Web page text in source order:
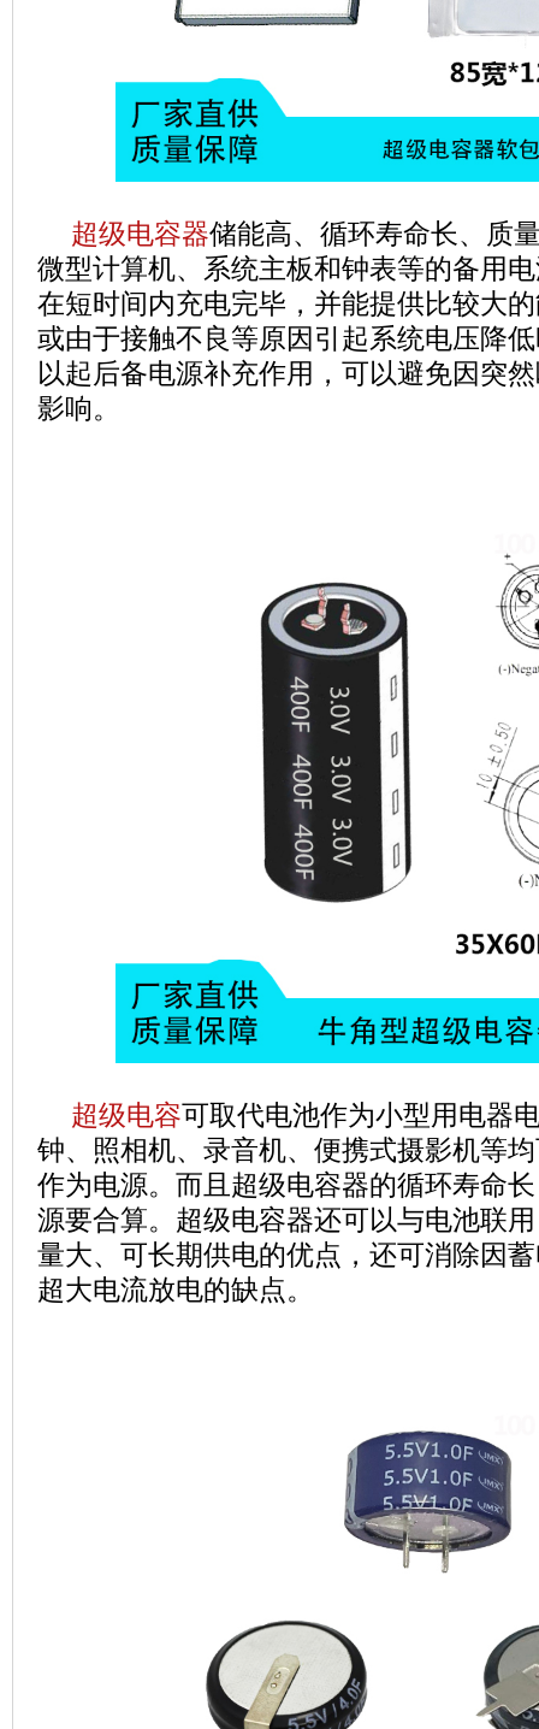
超级电容器储能高、循环寿命长、质
微型计算机、系统主板和钟表等的备用
在短时间内充电完毕，并能提供比较大
或由于接触不良等原因引起系统电压降
以起后备电源补充作用，可以避免因突
影响。
超级电容可取代电池作为小型用电器
钟、照相机、录音机、便携式摄影机等
作为电源。而且超级电容器的循环寿命
源要合算。超级电容器还可以与电池联
量大、可长期供电的优点，还可消除因
超大电流放电的缺点。